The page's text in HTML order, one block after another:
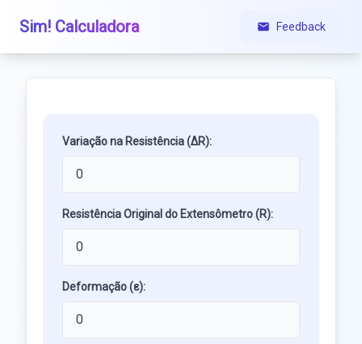
Sim! Calculadora Feedback
Variação na Resistência (ΔR):
Resistência Original do Extensômetro (R):
Deformação (ε):